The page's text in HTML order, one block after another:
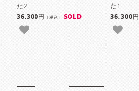
た2
36,300円[税込] SOLD
た1
36,300円